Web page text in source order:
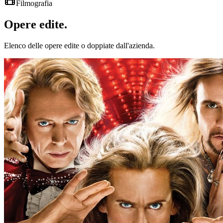
Filmografia
Opere edite.
Elenco delle opere edite o doppiate dall'azienda.